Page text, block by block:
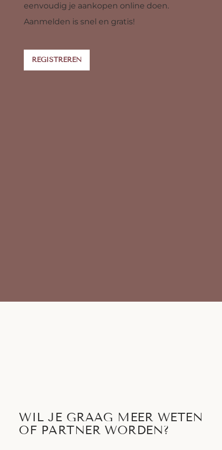
eenvoudig je aankopen online doen.
Aanmelden is snel en gratis!
REGISTREREN
WIL JE GRAAG MEER WETEN
OF PARTNER WORDEN?